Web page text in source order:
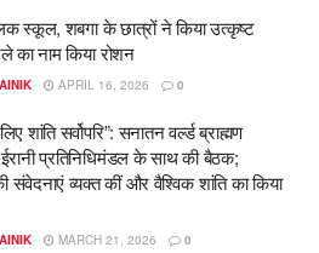
स्कूल, शबगा के छात्रों ने किया उत्कृष्ट
का नाम किया रोशन
APRIL 16, 2026 0
शांति सर्वोपरि”: सनातन वर्ल्ड ब्राह्मण
प्रतिनिधिमंडल के साथ की बैठक;
संवेदनाएं व्यक्त कीं और वैश्विक शांति का किया
MARCH 21, 2026 0